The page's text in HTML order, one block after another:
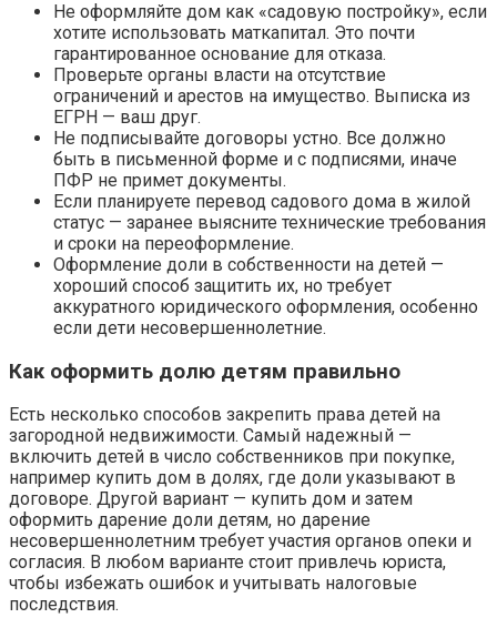
Не оформляйте дом как «садовую постройку», если
хотите использовать маткапитал. Это почти
гарантированное основание для отказа.
Проверьте органы власти на отсутствие
ограничений и арестов на имущество. Выписка из
ЕГРН — ваш друг.
Не подписывайте договоры устно. Все должно
быть в письменной форме и с подписями, иначе
ПФР не примет документы.
Если планируете перевод садового дома в жилой
статус — заранее выясните технические требования
и сроки на переоформление.
Оформление доли в собственности на детей —
хороший способ защитить их, но требует
аккуратного юридического оформления, особенно
если дети несовершеннолетние.
Как оформить долю детям правильно
Есть несколько способов закрепить права детей на
загородной недвижимости. Самый надежный —
включить детей в число собственников при покупке,
например купить дом в долях, где доли указывают в
договоре. Другой вариант — купить дом и затем
оформить дарение доли детям, но дарение
несовершеннолетним требует участия органов опеки и
согласия. В любом варианте стоит привлечь юриста,
чтобы избежать ошибок и учитывать налоговые
последствия.